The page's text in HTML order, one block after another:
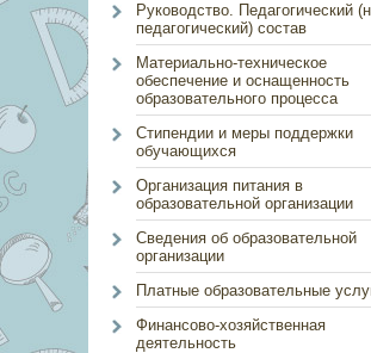
Руководство. Педагогический
педагогический) состав
Материально-техническое
обеспечение и оснащенность
образовательного процесса
Стипендии и меры поддержки
обучающихся
Организация питания в
образовательной организации
Сведения об образовательной
организации
Платные образовательные
Финансово-хозяйственная
деятельность